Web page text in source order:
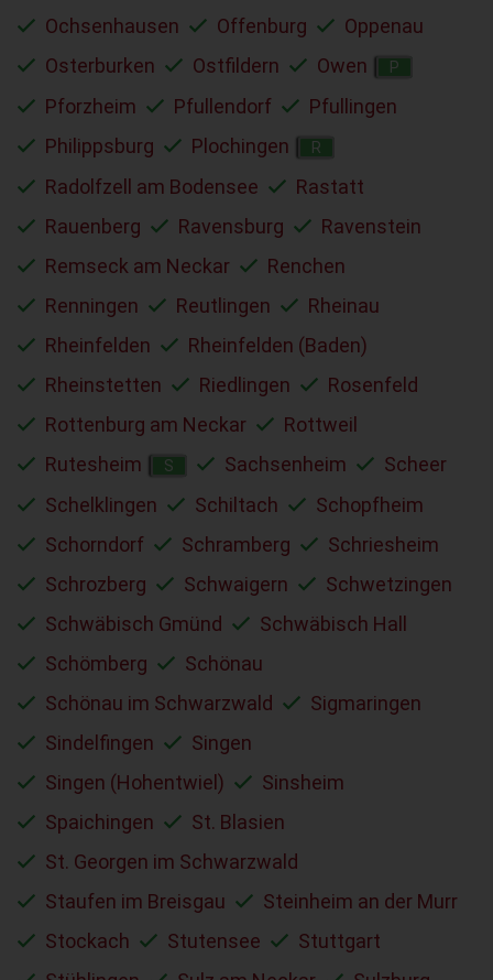
Ochsenhausen
Offenburg
Oppenau
Osterburken
Ostfildern Owen P
Pforzheim Pfullendorf
Pfullingen
Philippsburg
Plochingen R
Radolfzell am Bodensee
Rastatt
Rauenberg
Ravensburg
Ravenstein
Remseck am Neckar
Renchen
Renningen
Reutlingen
Rheinau
Rheinfelden
Rheinfelden (Baden)
Rheinstetten
Riedlingen
Rosenfeld
Rottenburg am Neckar
Rottweil
Rutesheim
S Sachsenheim
Scheer
Schelklingen
Schiltach
Schopfheim
Schorndorf
Schramberg
Schriesheim
Schrozberg
Schwaigern
Schwetzingen
Schwäbisch Gmünd
Schwäbisch Hall
Schömberg
Schönau
Schönau im Schwarzwald
Sigmaringen
Sindelfingen
Singen
Singen (Hohentwiel)
Sinsheim
Spaichingen
St. Blasien
St. Georgen im Schwarzwald
Staufen im Breisgau
Steinheim an der Murr
Stockach
Stutensee
Stuttgart